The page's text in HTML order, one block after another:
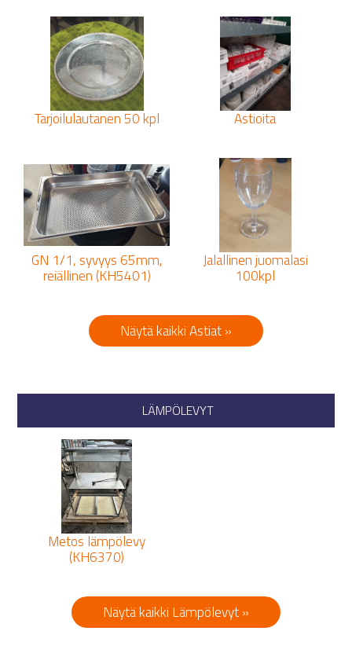
Tarjoilulautanen 50 kpl Astioita
GN 1/1, syvyys 65mm,
reiällinen (KH5401)
Jalallinen juomalasi
100kpl
Näytä kaikki Astiat »
LÄMPÖLEVYT
Metos lämpölevy
(KH6370)
Näytä kaikki Lämpölevyt »